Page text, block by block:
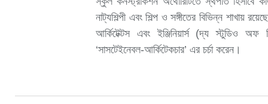
নাট্যশিল্পী এবং শিল্প ও সঙ্গীতের বিভিন্ন শাখায়
আর্কিটেক্টস এবং ইঞ্জিনিয়ার্স (দ্য স্টুডিও অফ
‘সাসটেইনেবল-আর্কিটেকচার’ এর চর্চা করেন।